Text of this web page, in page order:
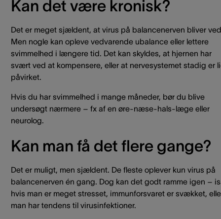
Kan det være kronisk?
Det er meget sjældent, at virus på balancenerven bliver
Men nogle kan opleve vedvarende ubalance eller lettere
svimmelhed i længere tid. Det kan skyldes, at hjernen har
svært ved at kompensere, eller at nervesystemet stadig er
påvirket.
Hvis du har svimmelhed i mange måneder, bør du blive
undersøgt nærmere – fx af en øre-næse-hals-læge eller
neurolog.
Kan man få det flere gange?
Det er muligt, men sjældent. De fleste oplever kun virus på
balancenerven én gang. Dog kan det godt ramme igen –
hvis man er meget stresset, immunforsvaret er svækket,
man har tendens til virusinfektioner.